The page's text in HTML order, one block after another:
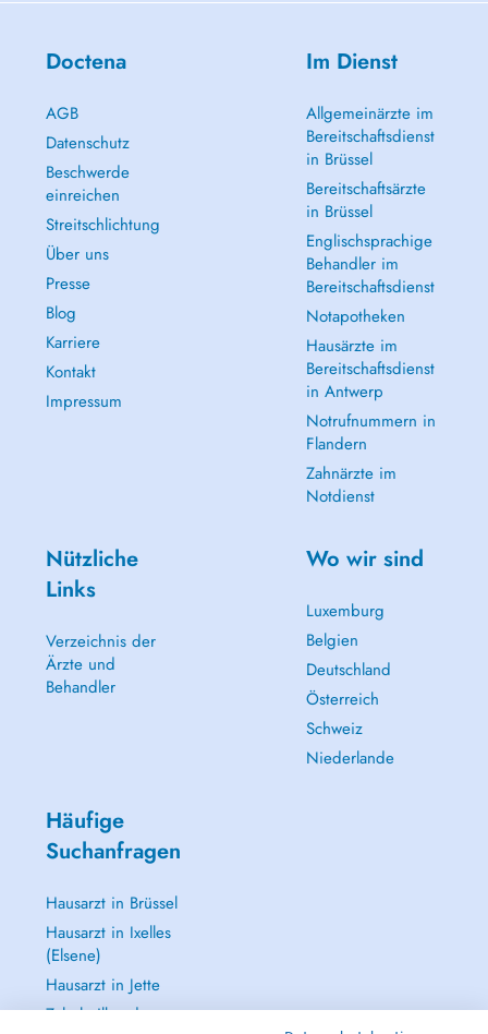
Doctena
AGB
Datenschutz
Beschwerde
einreichen
Streitschlichtung
Über uns
Presse
Blog
Karriere
Kontakt
Impressum
Im Dienst
Allgemeinärzte im
Bereitschaftsdienst
in Brüssel
Bereitschaftsärzte
in Brüssel
Englischsprachige
Behandler im
Bereitschaftsdienst
Notapotheken
Hausärzte im
Bereitschaftsdienst
in Antwerp
Notrufnummern in
Flandern
Zahnärzte im
Notdienst
Nützliche
Links
Verzeichnis der
Ärzte und
Behandler
Wo wir sind
Luxemburg
Belgien
Deutschland
Österreich
Schweiz
Niederlande
Häufige
Suchanfragen
Hausarzt in Brüssel
Hausarzt in Ixelles
(Elsene)
Hausarzt in Jette
Zahnheilkunde